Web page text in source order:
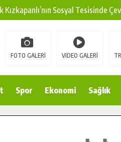
Kızkapanlı’nın Sosyal Tesisinde
Modern Ulaşım Yatırımı.
Başarı: Edinilen Bilgi Türk
Yeni Medya ve
FOTO GALERİ VIDEO GALERİ
Spor Ekonomi Sağlık